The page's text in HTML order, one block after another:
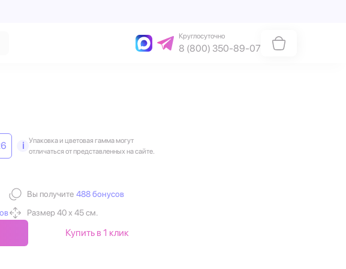
Круглосуточно
8 (800) 350-89-07
i
Упаковка и цветовая гамма могут
отличаться от представленных на сайте.
Вы получите 488 бонусов
Размер 40 х 45 см.
Купить в 1 клик